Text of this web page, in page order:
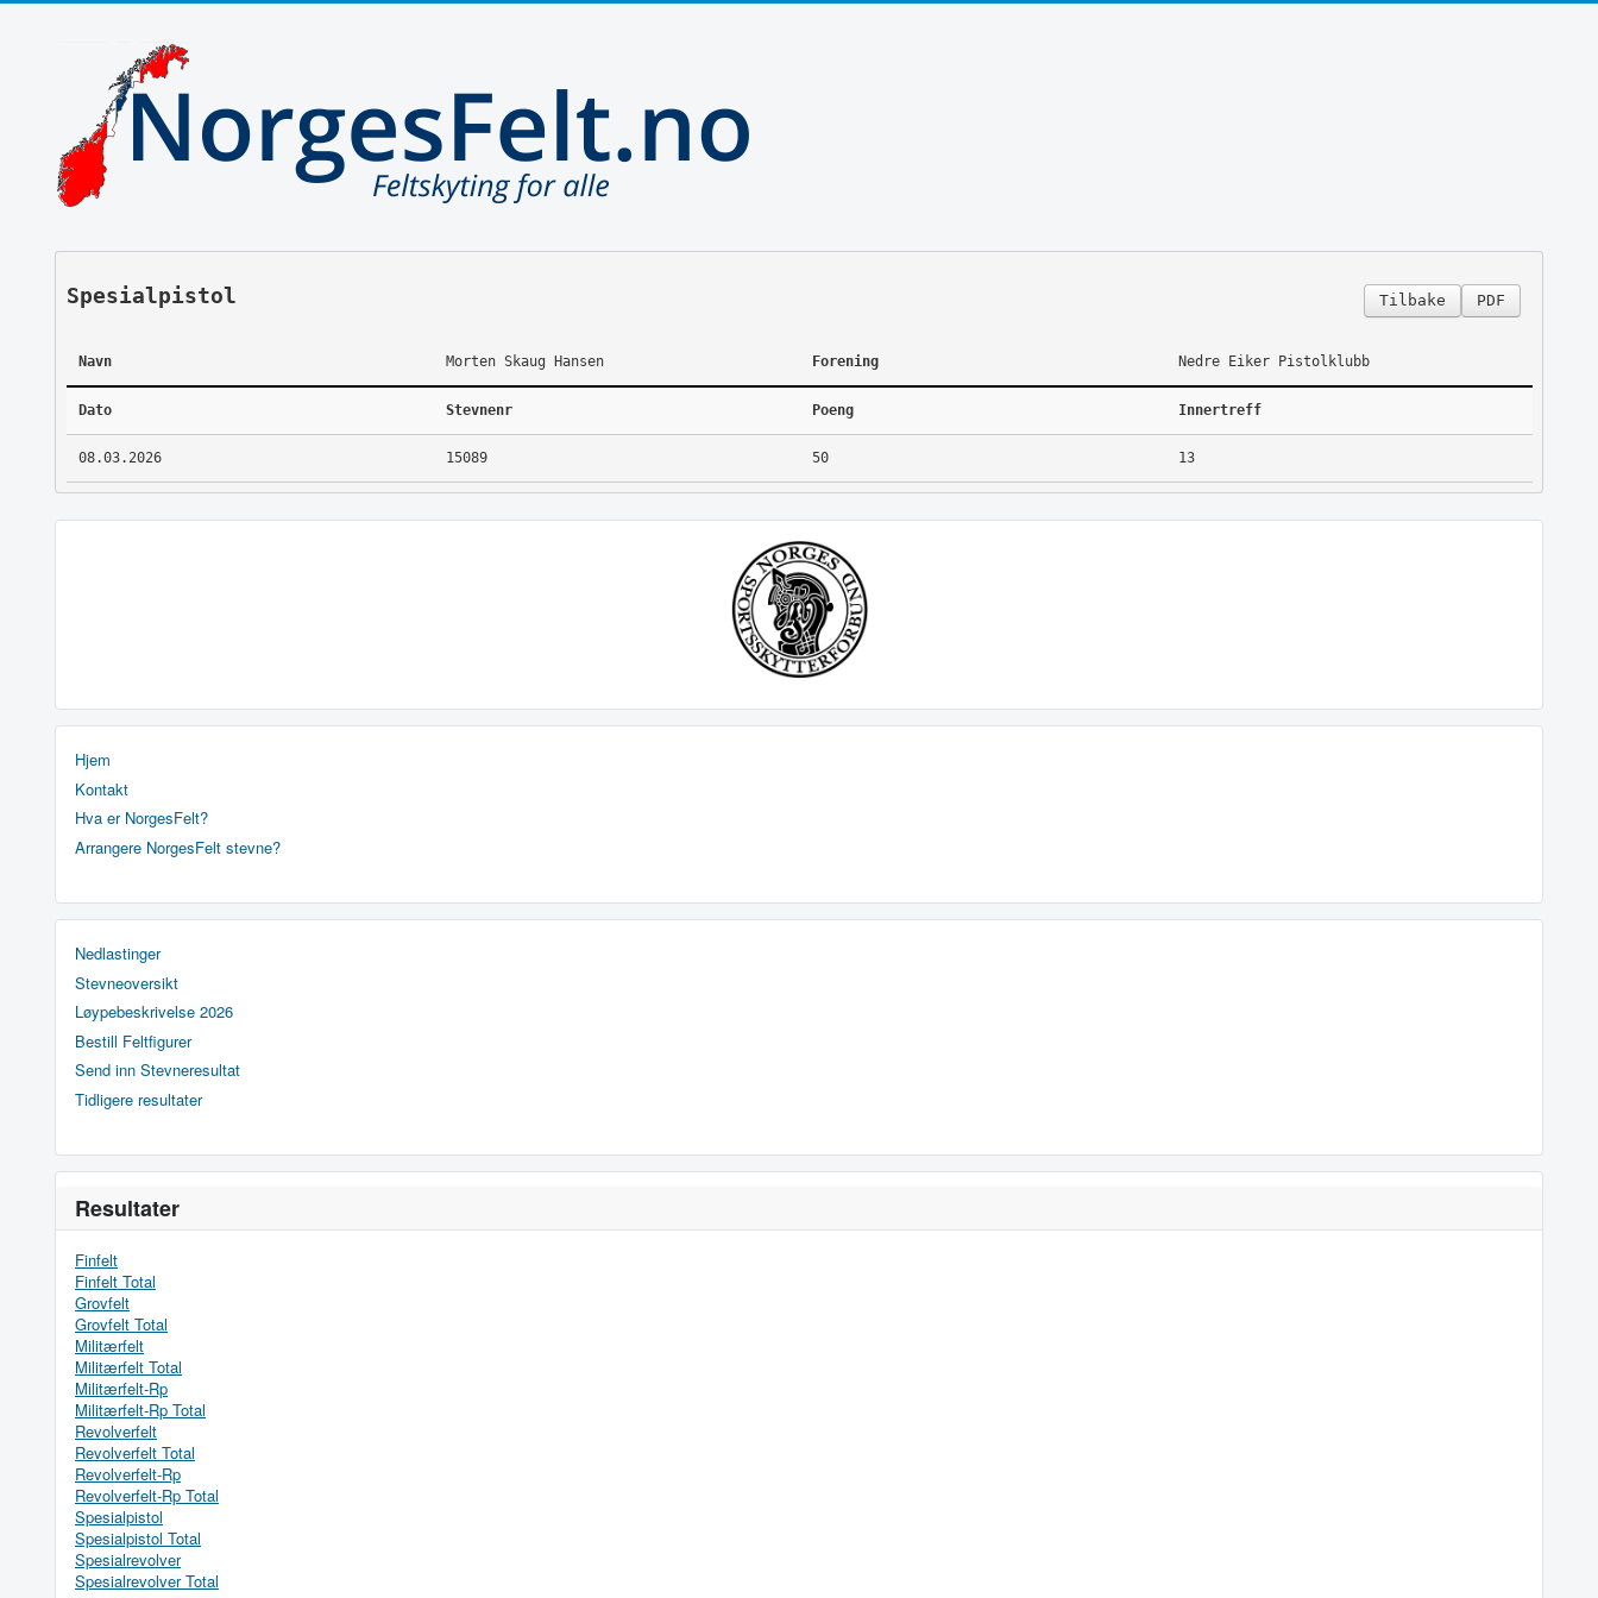
PDF
Tilbake
Spesialpistol
Navn Morten Skaug Hansen Forening Nedre Eiker Pistolklubb
Dato Stevnenr Poeng Innertreff
08.03.2026 15089 50 13
Hjem
Kontakt
Hva er NorgesFelt?
Arrangere NorgesFelt stevne?
Nedlastinger
Stevneoversikt
Løypebeskrivelse 2026
Bestill Feltfigurer
Send inn Stevneresultat
Tidligere resultater
Resultater
Finfelt
Finfelt Total
Grovfelt
Grovfelt Total
Militærfelt
Militærfelt Total
Militærfelt-Rp
Militærfelt-Rp Total
Revolverfelt
Revolverfelt Total
Revolverfelt-Rp
Revolverfelt-Rp Total
Spesialpistol
Spesialpistol Total
Spesialrevolver
Spesialrevolver Total